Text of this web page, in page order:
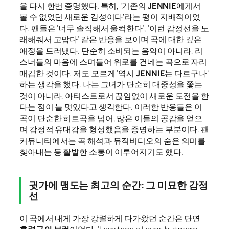
을 다시 한번 증명했다. 특히, ‘기존의 JENNIE에게서
볼 수 없었던 새로운 감성이다’라는 평이 지배적이었
다. 팬들은 ‘너무 솔직해서 울컥한다’, ‘이런 감정선을 노
래해줘서 고맙다’ 같은 반응을 보이며 곡에 대한 깊은
애정을 드러냈다. 단순히 소비되는 음악이 아니라, 리
스너들의 마음에 스며들어 위로를 건네는 곡으로 자리
매김한 것이다. 저도 모르게 ‘역시 JENNIE는 다르구나’
하는 생각을 했다. 나는 그녀가 단순히 대중성을 쫓는
것이 아니라, 아티스트로서 끊임없이 새로운 도전을 한
다는 점이 늘 멋있다고 생각한다. 이러한 반응들은 이
곡이 단순한 히트곡을 넘어, 많은 이들의 공감을 얻으
며 감정적 유대감을 형성했음을 증명하는 부분이다. 팬
커뮤니티에서는 곡 해석과 뮤직비디오의 숨은 의미를
찾아내는 등 활발한 소통이 이루어지기도 했다.
귓가에 맴도는 최고의 순간: 그 미묘한 감정
선
이 곡에서 내게 가장 강렬하게 다가왔던 순간은 단연